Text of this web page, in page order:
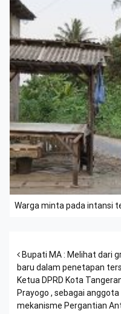
Warga minta pada intansi
Post
Bupati MA : Melihat dari
baru dalam penetapan
Ketua DPRD Kota
Prayogo , sebagai
mekanisme Pergantian